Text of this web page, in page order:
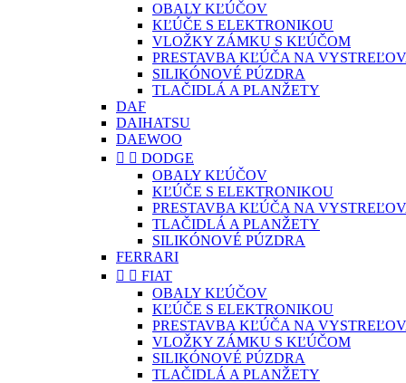
OBALY KĽÚČOV
KĽÚČE S ELEKTRONIKOU
VLOŽKY ZÁMKU S KĽÚČOM
PRESTAVBA KĽÚČA NA
SILIKÓNOVÉ PÚZDRA
TLAČIDLÁ A PLANŽETY
DAF
DAIHATSU
DAEWOO
  DODGE
OBALY KĽÚČOV
KĽÚČE S ELEKTRONIKOU
PRESTAVBA KĽÚČA NA
TLAČIDLÁ A PLANŽETY
SILIKÓNOVÉ PÚZDRA
FERRARI
  FIAT
OBALY KĽÚČOV
KĽÚČE S ELEKTRONIKOU
PRESTAVBA KĽÚČA NA
VLOŽKY ZÁMKU S KĽÚČOM
SILIKÓNOVÉ PÚZDRA
TLAČIDLÁ A PLANŽETY